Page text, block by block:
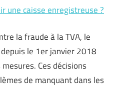
une caisse enregistreuse ?
la fraude à la TVA, le
le 1er janvier 2018
Ces décisions
de manquant dans les